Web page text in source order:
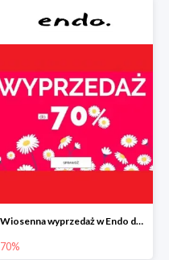
Wiosenna wyprzedaż w Endo do -70%
70%